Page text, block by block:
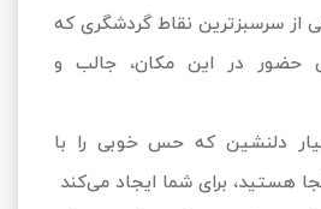
از سرسبزترین نقاط گردشگری که
حضور در این مکان، جالب و
دلنشین که حس خوبی را با
هستید، برای شما ایجاد می‌کند